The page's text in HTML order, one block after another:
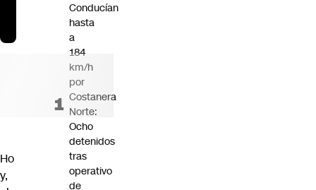
Ho
y,
Conducían
hasta
a
184
km/h
por
Costanera
Norte:
Ocho
detenidos
tras
operativo
de